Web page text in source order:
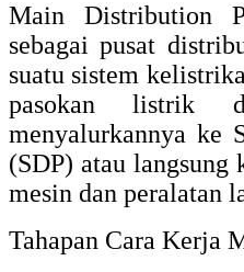
Main Distribution
sebagai pusat
suatu sistem
pasokan listrik
menyalurkannya ke
(SDP) atau
mesin dan peralatan
Tahapan Cara Kerja